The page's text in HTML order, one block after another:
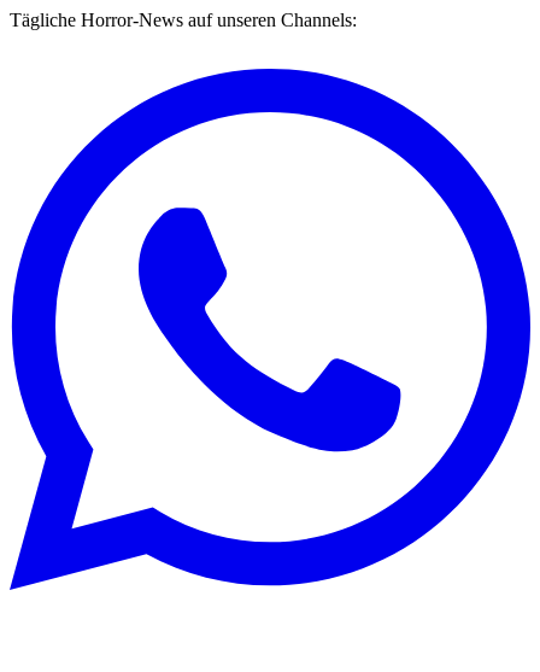
Tägliche Horror-News auf unseren Channels: